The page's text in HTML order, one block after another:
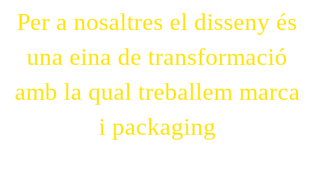
Per a nosaltres el disseny és
una eina de transformació
amb la qual treballem marca
i packaging